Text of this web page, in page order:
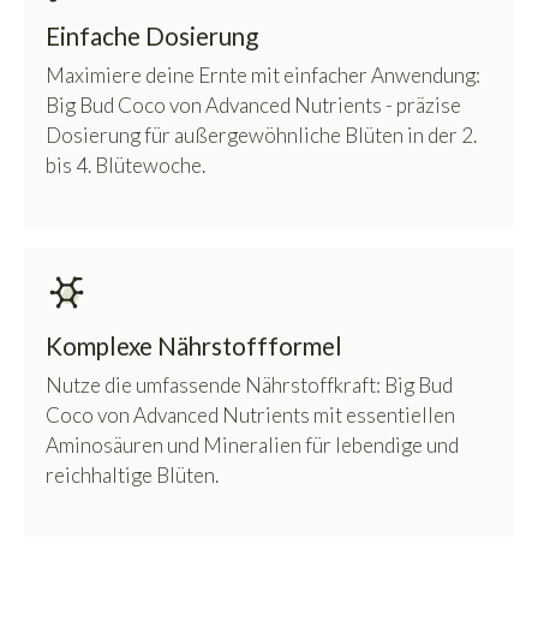
Einfache Dosierung
Maximiere deine Ernte mit einfacher Anwendung:
Big Bud Coco von Advanced Nutrients - präzise
Dosierung für außergewöhnliche Blüten in der 2.
bis 4. Blütewoche.
Komplexe Nährstoffformel
Nutze die umfassende Nährstoffkraft: Big Bud
Coco von Advanced Nutrients mit essentiellen
Aminosäuren und Mineralien für lebendige und
reichhaltige Blüten.